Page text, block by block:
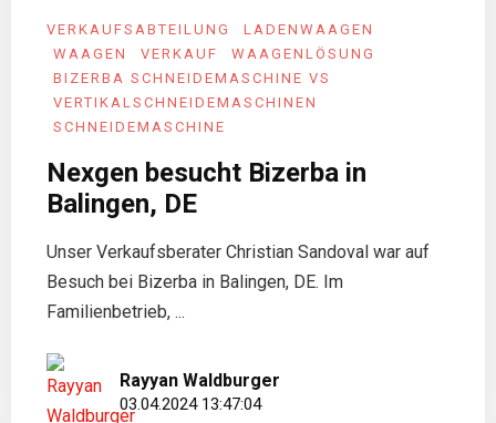
VERKAUFSABTEILUNG
LADENWAAGEN
WAAGEN
VERKAUF
WAAGENLÖSUNG
BIZERBA SCHNEIDEMASCHINE VS
VERTIKAL­SCHNEIDEMASCHINEN
SCHNEIDEMASCHINE
Nexgen besucht Bizerba in
Balingen, DE
Unser Verkaufsberater Christian Sandoval war auf
Besuch bei Bizerba in Balingen, DE. Im
Familienbetrieb, ...
Rayyan Waldburger
03.04.2024 13:47:04